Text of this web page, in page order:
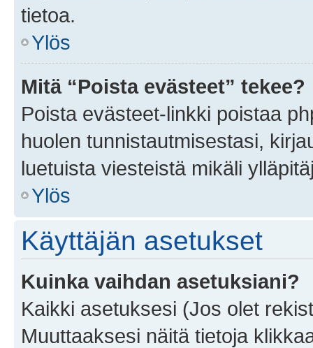
tietoa.
Ylös
Mitä “Poista evästeet” tekee?
Poista evästeet-linkki poistaa
huolen tunnistautmisestasi,
luetuista viesteistä mikäli
Ylös
Käyttäjän asetukset
Kuinka vaihdan asetuksiani?
Kaikki asetuksesi (Jos olet
Muuttaaksesi näitä tietoja